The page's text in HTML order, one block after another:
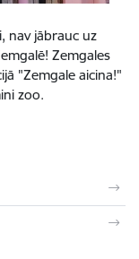
nav jābrauc uz
Zemgales
"Zemgale aicina!"
zoo.